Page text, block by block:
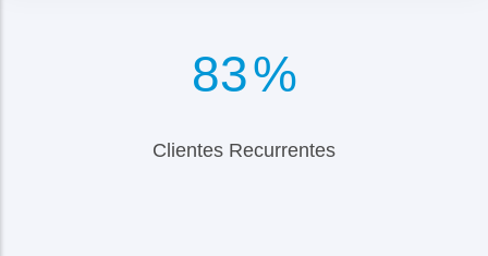
98%
Clientes Recurrentes